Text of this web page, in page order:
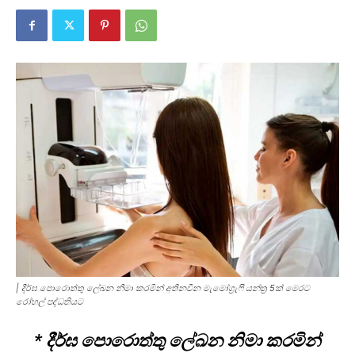
| දීර්ඝ පොරොත්තු ලේඛන නිමා කරමින් අතිනවීන මැමෝග්‍රැෆි යන්ත්‍ර 5ක් මෙරට
රෝහල් පද්ධතියට
* දීර්ඝ පොරොත්තු ලේඛන නිමා කරමින්